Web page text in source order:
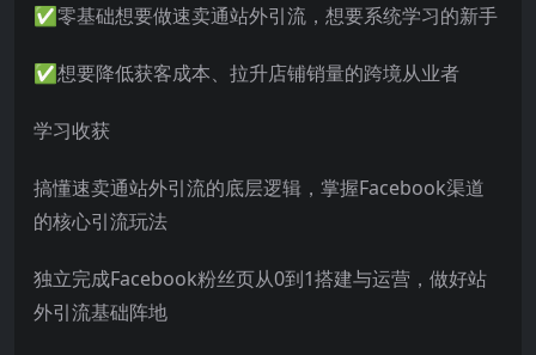
✅零基础想要做速卖通站外引流，想要系统学习的新手
✅想要降低获客成本、拉升店铺销量的跨境从业者
学习收获
搞懂速卖通站外引流的底层逻辑，掌握Facebook渠道
的核心引流玩法
独立完成Facebook粉丝页从0到1搭建与运营，做好站
外引流基础阵地